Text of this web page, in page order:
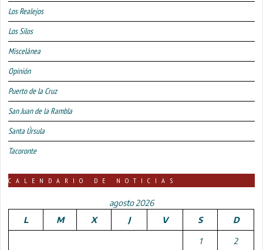
Los Realejos
Los Silos
Miscelánea
Opinión
Puerto de la Cruz
San Juan de la Rambla
Santa Úrsula
Tacoronte
CALENDARIO DE NOTICIAS
agosto 2026
L
M X J V S D
1 2